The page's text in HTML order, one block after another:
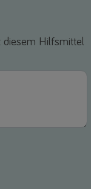
diesem Hilfsmittel